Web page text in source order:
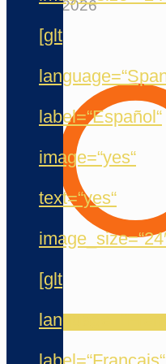
[glt
label=“Español“
image=“yes“
text=“yes“
[glt
12. Mai 2026